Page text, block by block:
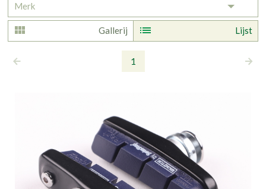
Merk
Toggle
Gallerij
Lijst
1